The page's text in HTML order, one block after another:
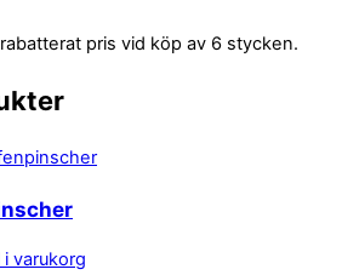
pris vid köp av 6 stycken.
i varukorg